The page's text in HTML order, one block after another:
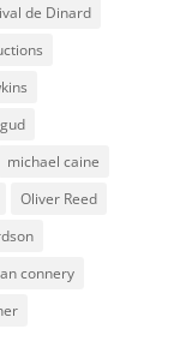
de Dinard
michael caine
Oliver Reed
connery